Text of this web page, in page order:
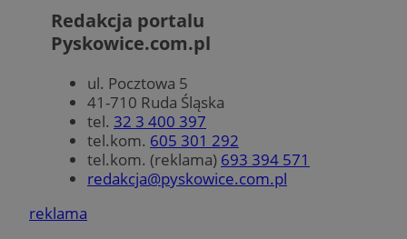
Redakcja portalu
Pyskowice.com.pl
ul. Pocztowa 5
41-710 Ruda Śląska
tel. 32 3 400 397
tel.kom. 605 301 292
tel.kom. (reklama) 693 394 571
redakcja@pyskowice.com.pl
reklama